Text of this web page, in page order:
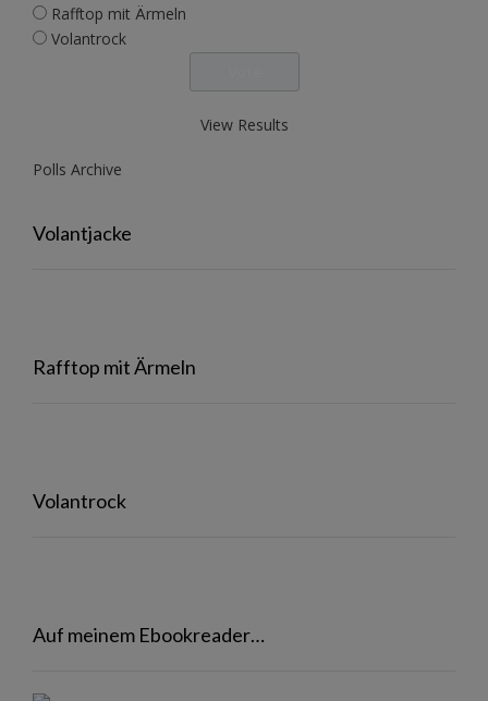
Rafftop mit Ärmeln
Volantrock
View Results
Polls Archive
Volantjacke
Rafftop mit Ärmeln
Volantrock
Auf meinem Ebookreader…